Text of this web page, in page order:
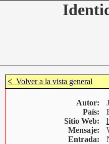
< Volver a la vista general
Autor:
País:
Sitio Web:
Mensaje:
Entrada: